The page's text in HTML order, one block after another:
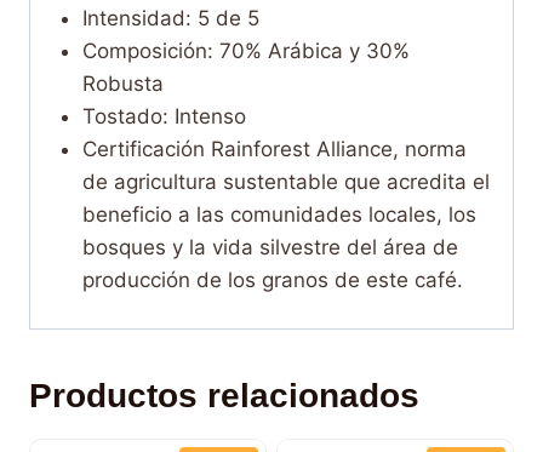
Intensidad: 5 de 5
Composición: 70% Arábica y 30%
Robusta
Tostado: Intenso
Certificación Rainforest Alliance, norma
de agricultura sustentable que acredita el
beneficio a las comunidades locales, los
bosques y la vida silvestre del área de
producción de los granos de este café.
Productos relacionados